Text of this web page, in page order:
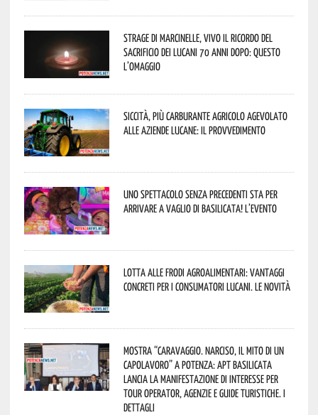
Strage di Marcinelle, vivo il ricordo del
sacrificio dei lucani 70 anni dopo: questo
l’omaggio
Siccità, più carburante agricolo agevolato
alle aziende lucane: il provvedimento
Uno spettacolo senza precedenti sta per
arrivare a Vaglio di Basilicata! L’evento
Lotta alle frodi agroalimentari: vantaggi
concreti per i consumatori lucani. Le novità
Mostra “Caravaggio. Narciso, il mito di un
capolavoro” a Potenza: APT Basilicata
lancia la manifestazione di interesse per
Tour Operator, Agenzie e Guide Turistiche. I
dettagli